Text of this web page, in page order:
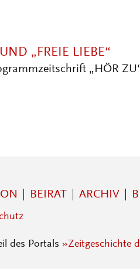
„FREIE LIEBE“
„HÖR
BEIRAT ARCHIV
des Portals »Zeitgeschichte